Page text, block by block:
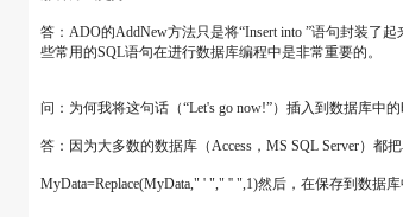
答：ADO的AddNew方法只是将“Insert into ”语句封装了
些常用的SQL语句在进行数据库编程中是非常重要的。
问：为何我将这句话（“Let's go now!”）插入到数据库中
答：因为大多数的数据库（Access，MS SQL Server）
MyData=Replace(MyData," ' "," '' ",1)然后，在保存到数据库